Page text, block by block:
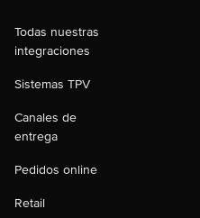
Todas nuestras
integraciones
Sistemas TPV
Canales de
entrega
Pedidos online
Retail